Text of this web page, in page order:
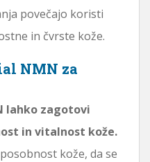
povečajo koristi
in čvrste kože.
NMN za
lahko zagotovi
in vitalnost kože.
kože, da se